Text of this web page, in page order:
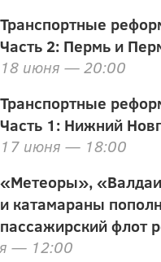
Транспортные
Часть 2: Пермь и
18 июня — 20:00
Транспортные
Часть 1: Нижний
17 июня — 18:00
«Метеоры»,
и катамараны
пассажирский флот
— 12:00